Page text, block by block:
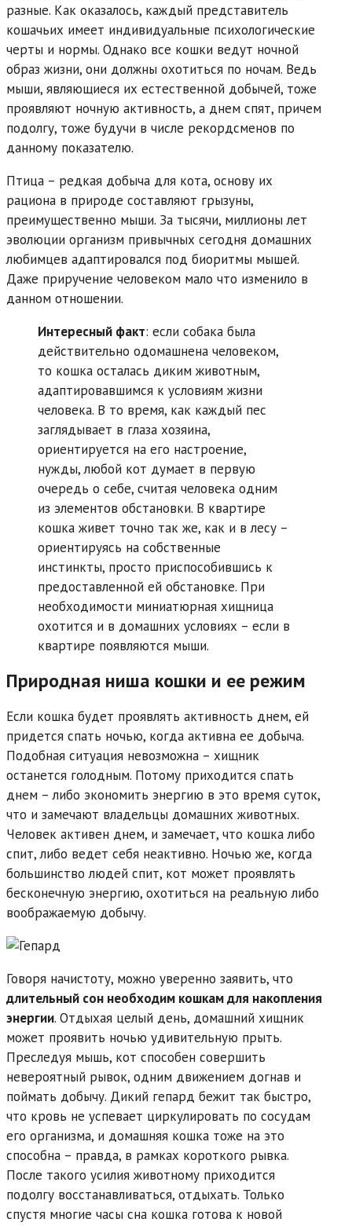
разные. Как оказалось, каждый представитель
кошачьих имеет индивидуальные психологические
черты и нормы. Однако все кошки ведут ночной
образ жизни, они должны охотиться по ночам. Ведь
мыши, являющиеся их естественной добычей, тоже
проявляют ночную активность, а днем спят, причем
подолгу, тоже будучи в числе рекордсменов по
данному показателю.
Птица – редкая добыча для кота, основу их
рациона в природе составляют грызуны,
преимущественно мыши. За тысячи, миллионы лет
эволюции организм привычных сегодня домашних
любимцев адаптировался под биоритмы мышей.
Даже приручение человеком мало что изменило в
данном отношении.
Интересный факт: если собака была
действительно одомашнена человеком,
то кошка осталась диким животным,
адаптировавшимся к условиям жизни
человека. В то время, как каждый пес
заглядывает в глаза хозяина,
ориентируется на его настроение,
нужды, любой кот думает в первую
очередь о себе, считая человека одним
из элементов обстановки. В квартире
кошка живет точно так же, как и в лесу –
ориентируясь на собственные
инстинкты, просто приспособившись к
предоставленной ей обстановке. При
необходимости миниатюрная хищница
охотится и в домашних условиях – если в
квартире появляются мыши.
Природная ниша кошки и ее режим
Если кошка будет проявлять активность днем, ей
придется спать ночью, когда активна ее добыча.
Подобная ситуация невозможна – хищник
останется голодным. Потому приходится спать
днем – либо экономить энергию в это время суток,
что и замечают владельцы домашних животных.
Человек активен днем, и замечает, что кошка либо
спит, либо ведет себя неактивно. Ночью же, когда
большинство людей спит, кот может проявлять
бесконечную энергию, охотиться на реальную либо
воображаемую добычу.
Говоря начистоту, можно уверенно заявить, что
длительный сон необходим кошкам для накопления
энергии. Отдыхая целый день, домашний хищник
может проявить ночью удивительную прыть.
Преследуя мышь, кот способен совершить
невероятный рывок, одним движением догнав и
поймать добычу. Дикий гепард бежит так быстро,
что кровь не успевает циркулировать по сосудам
его организма, и домашняя кошка тоже на это
способна – правда, в рамках короткого рывка.
После такого усилия животному приходится
подолгу восстанавливаться, отдыхать. Только
спустя многие часы сна кошка готова к новой